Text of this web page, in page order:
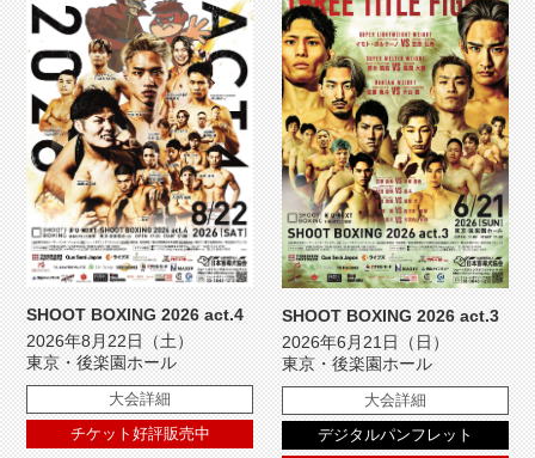
SHOOT BOXING 2026 act.4
2026年8月22日（土）
東京・後楽園ホール
大会詳細
チケット好評販売中
SHOOT BOXING 2026 act.3
2026年6月21日（日）
東京・後楽園ホール
大会詳細
デジタルパンフレット